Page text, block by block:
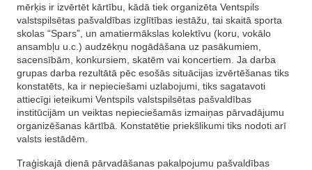
mērķis ir izvērtēt kārtību, kādā tiek organizēta Ventspils
valstspilsētas pašvaldības izglītības iestāžu, tai skaitā sporta
skolas “Spars”, un amatiermākslas kolektīvu (koru, vokālo
ansambļu u.c.) audzēkņu nogādāšana uz pasākumiem,
sacensībām, konkursiem, skatēm vai koncertiem. Ja darba
grupas darba rezultātā pēc esošās situācijas izvērtēšanas tiks
konstatēts, ka ir nepieciešami uzlabojumi, tiks sagatavoti
attiecīgi ieteikumi Ventspils valstspilsētas pašvaldības
institūcijām un veiktas nepieciešamās izmaiņas pārvadājumu
organizēšanas kārtībā. Konstatētie priekšlikumi tiks nodoti arī
valsts iestādēm.
Traģiskajā dienā pārvadāšanas pakalpojumu pašvaldības